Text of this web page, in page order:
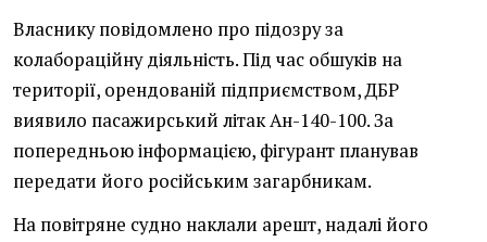
Власнику повідомлено про підозру за
колабораційну діяльність. Під час обшуків на
території, орендованій підприємством, ДБР
виявило пасажирський літак Ан-140-100. За
попередньою інформацією, фігурант планував
передати його російським загарбникам.
На повітряне судно наклали арешт, надалі його